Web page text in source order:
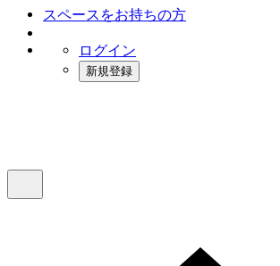
スペースをお持ちの方
ログイン
新規登録